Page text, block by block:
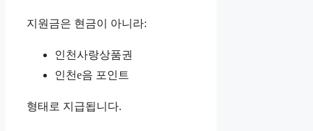
지원금은 현금이 아니라:
인천사랑상품권
인천e음 포인트
형태로 지급됩니다.